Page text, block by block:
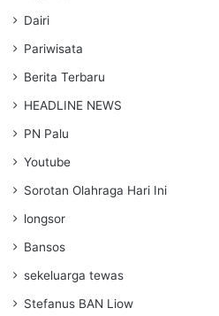
Dairi
Pariwisata
Berita Terbaru
HEADLINE NEWS
PN Palu
Youtube
Sorotan Olahraga Hari Ini
longsor
Bansos
sekeluarga tewas
Stefanus BAN Liow